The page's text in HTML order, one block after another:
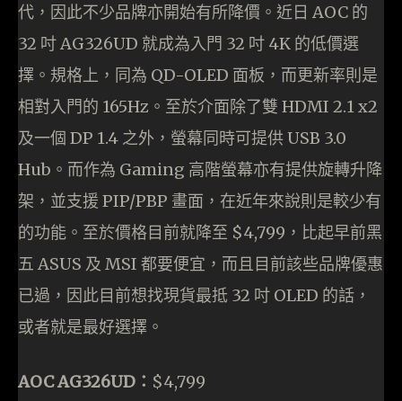
代，因此不少品牌亦開始有所降價。近日 AOC 的
32 吋 AG326UD 就成為入門 32 吋 4K 的低價選
擇。規格上，同為 QD-OLED 面板，而更新率則是
相對入門的 165Hz。至於介面除了雙 HDMI 2.1 x2
及一個 DP 1.4 之外，螢幕同時可提供 USB 3.0
Hub。而作為 Gaming 高階螢幕亦有提供旋轉升降
架，並支援 PIP/PBP 畫面，在近年來說則是較少有
的功能。至於價格目前就降至 $4,799，比起早前黑
五 ASUS 及 MSI 都要便宜，而且目前該些品牌優惠
已過，因此目前想找現貨最抵 32 吋 OLED 的話，
或者就是最好選擇。
AOC AG326UD： $4,799